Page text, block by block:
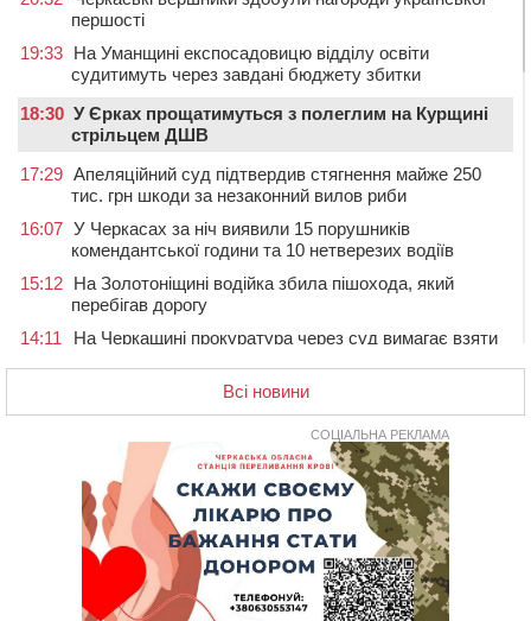
першості
19:33 На Уманщині експосадовицю відділу освіти
судитимуть через завдані бюджету збитки
18:30 У Єрках прощатимуться з полеглим на Курщині
стрільцем ДШВ
17:29 Апеляційний суд підтвердив стягнення майже 250
тис. грн шкоди за незаконний вилов риби
16:07 У Черкасах за ніч виявили 15 порушників
комендантської години та 10 нетверезих водіїв
15:12 На Золотоніщині водійка збила пішохода, який
перебігав дорогу
14:11
На Черкащині прокуратура через суд вимагає взяти
У Смілі біля магазину під колесами вантажівки
загинула жінка
У Черкасах пропонують для приватизації
п’ятиповерховий об’єкт у центрі міста
Не вистачає стажу для пенсії: як його докупити та що
потрібно знати
У Черкасах виявили низку недоліків у гуртожитку, де
проживають ВПО
07 СЕРПНЯ 2026, П'ЯТНИЦЯ
Всі новини
СОЦІАЛЬНА РЕКЛАМА